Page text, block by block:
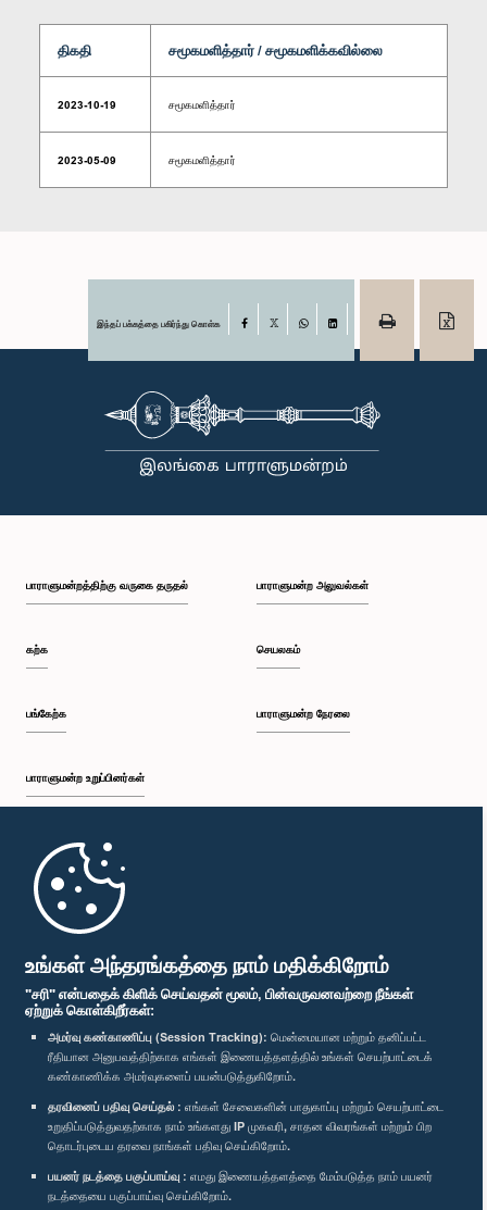
உங்கள் அந்தரங்கத்தை நாம் மதிக்கிறோம்
"சரி" என்பதைக் கிளிக் செய்வதன் மூலம், பின்வருவனவற்றை நீங்கள்
ஏற்றுக் கொள்கிறீர்கள்:
அமர்வு கண்காணிப்பு (Session Tracking): மென்மையான மற்றும் தனிப்பட்ட
ரீதியான அனுபவத்திற்காக எங்கள் இணையத்தளத்தில் உங்கள் செயற்பாட்டைக்
கண்காணிக்க அமர்வுகளைப் பயன்படுத்துகிறோம்.
தரவினைப் பதிவு செய்தல் : எங்கள் சேவைகளின் பாதுகாப்பு மற்றும் செயற்பாட்டை
உறுதிப்படுத்துவதற்காக நாம் உங்களது IP முகவரி, சாதன விவரங்கள் மற்றும் பிற
தொடர்புடைய தரவை நாங்கள் பதிவு செய்கிறோம்.
பயனர் நடத்தை பகுப்பாய்வு : எமது இணையத்தளத்தை மேம்படுத்த நாம் பயனர்
நடத்தையை பகுப்பாய்வு செய்கிறோம்.
திகதி சமூகமளித்தார் / சமூகமளிக்கவில்லை
2023-10-19 சமூகமளித்தார்
2023-05-09 சமூகமளித்தார்
இந்தப் பக்கத்தை பகிர்ந்து கொள்க Facebook
பாராளுமன்றத்திற்கு வருகை தருதல்
கற்க
பங்கேற்க
பாராளுமன்ற உறுப்பினர்கள்
முதற்பக்கம்
பாராளுமன்ற அலுவல்கள்
செயலகம்
பாராளுமன்ற நேரலை
பாராளுமன்ற கையடக்க செயலி
எம்மை பின்தொடர்க :
விருதுகள்
தனியுரிமைக் கொள்கை